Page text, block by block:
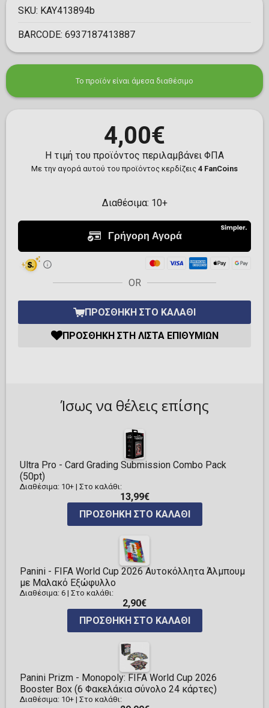
SKU: KAY413894b
BARCODE: 6937187413887
Το προϊόν είναι άμεσα διαθέσιμο
4,00€
Η τιμή του προϊόντος περιλαμβάνει ΦΠΑ
Με την αγορά αυτού του προϊόντος κερδίζεις 4 FanCoins
Διαθέσιμα: 10+
OR
ΠΡΟΣΘΉΚΗ ΣΤΟ ΚΑΛΆΘΙ
ΠΡΟΣΘΉΚΗ ΣΤΗ ΛΊΣΤΑ ΕΠΙΘΥΜΙΏΝ
Ίσως να θέλεις επίσης
Ultra Pro - Card Grading Submission Combo Pack
(50pt)
Διαθέσιμα: 10+ | Στο καλάθι:
13,99€
ΠΡΟΣΘΉΚΗ ΣΤΟ ΚΑΛΆΘΙ
Panini - FIFA World Cup 2026 Αυτοκόλλητα Άλμπουμ
με Μαλακό Εξώφυλλο
Διαθέσιμα: 6 | Στο καλάθι:
2,90€
ΠΡΟΣΘΉΚΗ ΣΤΟ ΚΑΛΆΘΙ
Panini Prizm - Monopoly: FIFA World Cup 2026
Booster Box (6 Φακελάκια σύνολο 24 κάρτες)
Διαθέσιμα: 10+ | Στο καλάθι: